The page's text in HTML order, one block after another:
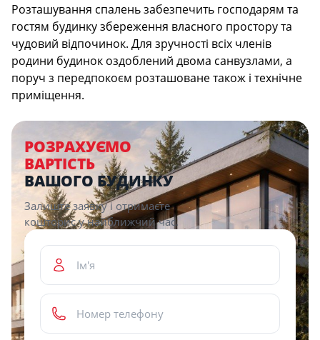
Розташування спалень забезпечить господарям та
гостям будинку збереження власного простору та
чудовий відпочинок. Для зручності всіх членів
родини будинок оздоблений двома санвузлами, а
поруч з передпокоєм розташоване також і технічне
приміщення.
РОЗРАХУЄМО
ВАРТІСТЬ
ВАШОГО БУДИНКУ
Залиште заявку і отримаєте
кошторис у найближчий час.